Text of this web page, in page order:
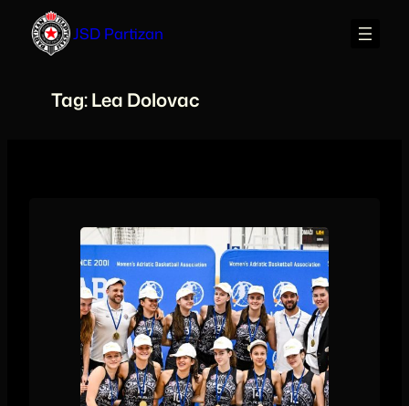
Skip
content
JSD Partizan
Tag:Lea Dolovac